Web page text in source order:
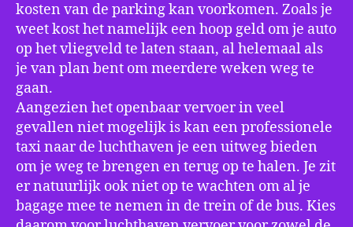
kosten van de parking kan voorkomen. Zoals je
weet kost het namelijk een hoop geld om je auto
op het vliegveld te laten staan, al helemaal als
je van plan bent om meerdere weken weg te
gaan.
Aangezien het openbaar vervoer in veel
gevallen niet mogelijk is kan een professionele
taxi naar de luchthaven je een uitweg bieden
om je weg te brengen en terug op te halen. Je zit
er natuurlijk ook niet op te wachten om al je
bagage mee te nemen in de trein of de bus. Kies